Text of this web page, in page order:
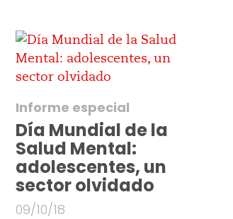
Informe especial
Día Mundial de la
Salud Mental:
adolescentes, un
sector olvidado
09/10/18